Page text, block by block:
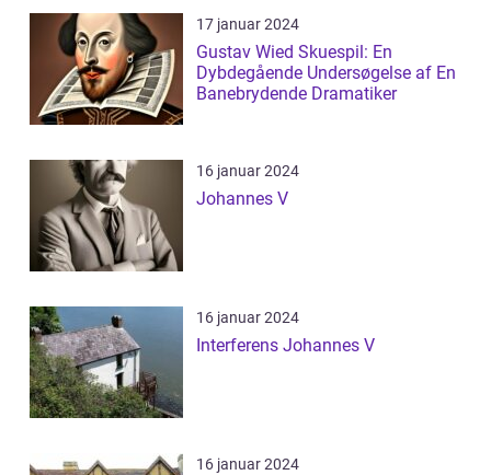
17 januar 2024
Gustav Wied Skuespil: En
Dybdegående Undersøgelse af En
Banebrydende Dramatiker
16 januar 2024
Johannes V
16 januar 2024
Interferens Johannes V
16 januar 2024